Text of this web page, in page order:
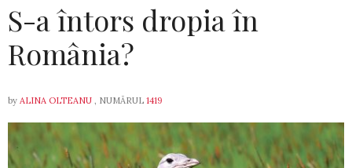
S-a întors dropia în
România?
by ALINA OLTEANU , NUMĂRUL 1419